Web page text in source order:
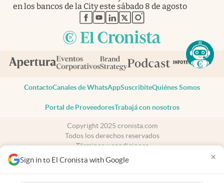
Sign in to El Cronista with Google ×
en los bancos de la City este sábado 8 de agosto
abre en nueva pestaña
abre en nueva pestaña
abre en nueva pestaña
abre en nueva pestaña
abre en nueva pestaña
ContactoCanales de WhatsAppSuscribiteQuiénes Somos
Portal de ProveedoresTrabajá con nosotros
Copyright 2025 cronista.com
Todos los derechos reservados
Términos y condiciones
Privacidad
Consentimiento